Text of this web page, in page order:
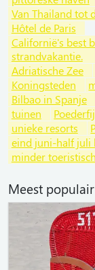
Van Thailand tot
Hôtel de Paris
Californië's best
strandvakantie.
Adriatische Zee
Koningsteden
Bilbao in Spanje
tuinen
unieke resorts
eind juni-half juli
minder toeristisch
Meest populair